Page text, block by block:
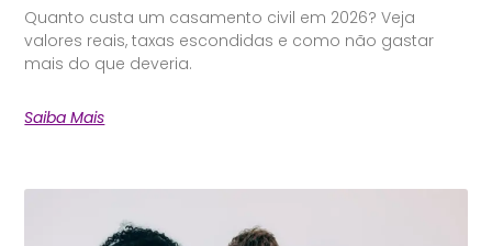
Quanto custa um casamento civil em 2026? Veja
valores reais, taxas escondidas e como não gastar
mais do que deveria.
Saiba Mais